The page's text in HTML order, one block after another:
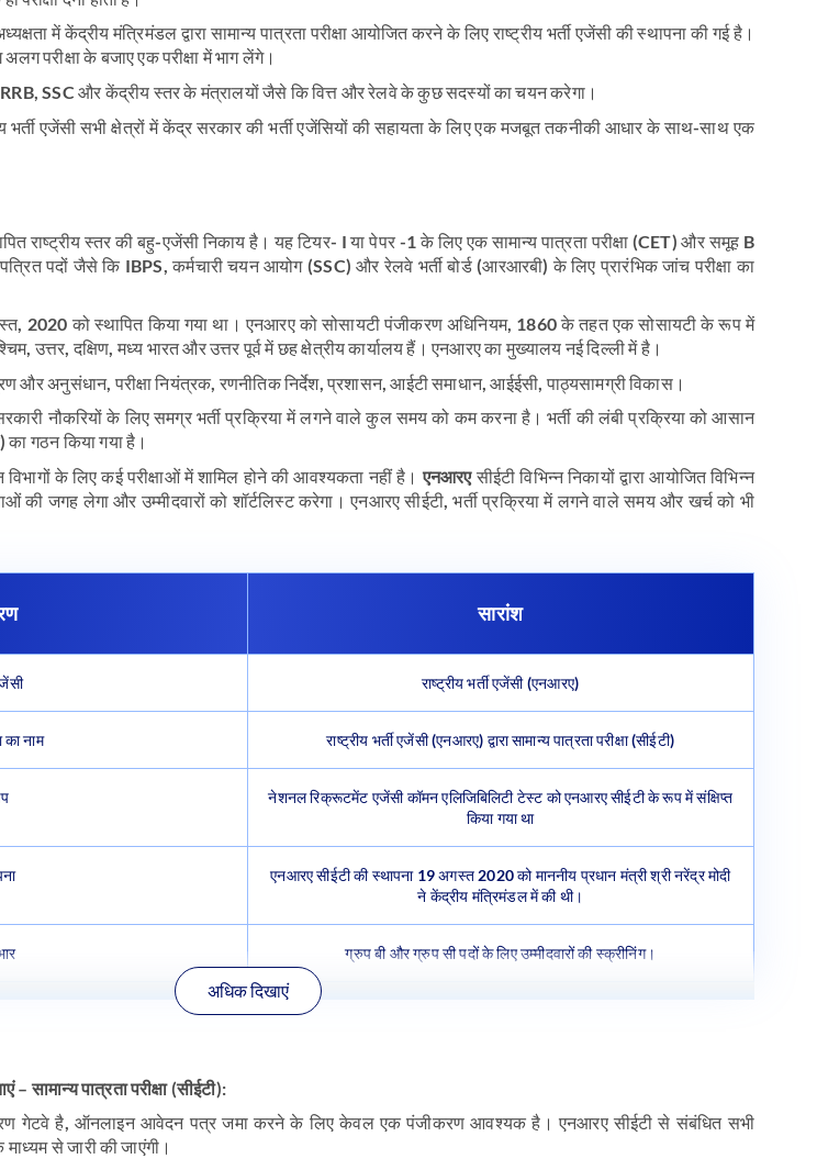
में केंद्रीय मंत्रिमंडल द्वारा सामान्य पात्रता परीक्षा आयोजित करने के लिए राष्ट्रीय भर्ती एजेंसी की स्थापना की गई है।
परीक्षा के बजाए एक परीक्षा में भाग लेंगे।
SSC और केंद्रीय स्तर के मंत्रालयों जैसे कि वित्त और रेलवे के कुछ सदस्यों का चयन करेगा।
भर्ती एजेंसी सभी क्षेत्रों में केंद्र सरकार की भर्ती एजेंसियों की सहायता के लिए एक मजबूत तकनीकी आधार के साथ-साथ एक
राष्ट्रीय स्तर की बहु-एजेंसी निकाय है। यह टियर- I या पेपर -1 के लिए एक सामान्य पात्रता परीक्षा (CET) और समूह B
पदों जैसे कि IBPS, कर्मचारी चयन आयोग (SSC) और रेलवे भर्ती बोर्ड (आरआरबी) के लिए प्रारंभिक जांच परीक्षा का
2020 को स्थापित किया गया था। एनआरए को सोसायटी पंजीकरण अधिनियम, 1860 के तहत एक सोसायटी के रूप में
उत्तर, दक्षिण, मध्य भारत और उत्तर पूर्व में छह क्षेत्रीय कार्यालय हैं। एनआरए का मुख्यालय नई दिल्ली में है।
और अनुसंधान, परीक्षा नियंत्रक, रणनीतिक निर्देश, प्रशासन, आईटी समाधान, आईईसी, पाठ्यसामग्री विकास।
नौकरियों के लिए समग्र भर्ती प्रक्रिया में लगने वाले कुल समय को कम करना है। भर्ती की लंबी प्रक्रिया को आसान
का गठन किया गया है।
विभागों के लिए कई परीक्षाओं में शामिल होने की आवश्यकता नहीं है।एनआरएसीईटी विभिन्न निकायों द्वारा आयोजित विभिन्न
की जगह लेगा और उम्मीदवारों को शॉर्टलिस्ट करेगा। एनआरए सीईटी, भर्ती प्रक्रिया में लगने वाले समय और खर्च को भी
सारांश
राष्ट्रीय भर्ती एजेंसी (एनआरए)
का नाम राष्ट्रीय भर्ती एजेंसी (एनआरए) द्वारा सामान्य पात्रता परीक्षा (सीईटी)
नेशनल रिक्रूटमेंट एजेंसी कॉमन एलिजिबिलिटी टेस्ट को एनआरए सीईटी के रूप में संक्षिप्त
किया गया था
एनआरए सीईटी की स्थापना 19 अगस्त 2020 को माननीय प्रधान मंत्री श्री नरेंद्र मोदी
ने केंद्रीय मंत्रिमंडल में की थी।
ग्रुप बी और ग्रुप सी पदों के लिए उम्मीदवारों की स्क्रीनिंग।
अधिक दिखाएं
– सामान्य पात्रता परीक्षा (सीईटी):
गेटवे है, ऑनलाइन आवेदन पत्र जमा करने के लिए केवल एक पंजीकरण आवश्यक है। एनआरए सीईटी से संबंधित सभी
से जारी की जाएंगी।